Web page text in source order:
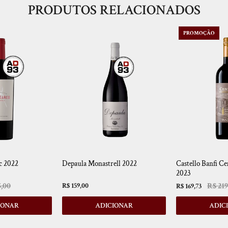
PRODUTOS RELACIONADOS
2022 Depaula Monastrell 2022
R$ 159,00
ADICIONAR
PROMOÇÃO
Castello Banfi
2023
R$ 169,73 R$